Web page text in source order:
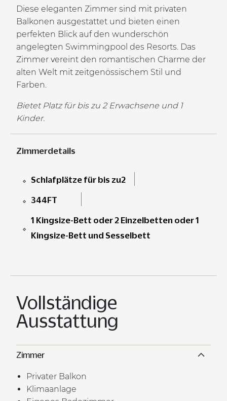
Diese eleganten Zimmer sind mit privaten
Balkonen ausgestattet und bieten einen
perfekten Blick auf den wunderschön
angelegten Swimmingpool des Resorts. Das
Zimmer vereint den romantischen Charme der
alten Welt mit zeitgenössischem Stil und
Farben.
Bietet Platz für bis zu 2 Erwachsene und 1
Kinder.
Zimmerdetails
Schlafplätze für bis zu2
344FT
1 Kingsize-Bett oder 2 Einzelbetten oder 1
Kingsize-Bett und Sesselbett
Vollständige
Ausstattung
Zimmer
Privater Balkon
Klimaanlage